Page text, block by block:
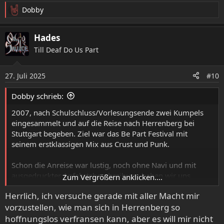
makellosen Diskografie gesegnet ist. Wenn ich mich
richtig erinnere, wurde ein Song vom noch nicht
erschienenen Album Elil gespielt welches dann ein paar
Monate später veröffentlicht wurde.
Jahrelang, bis die Diskobox erschien, konnte ich als
einzigster im erweiterten Bekanntenkreis die Gesamtdisko
vorweisen, inkl. der damals auf 300 Stück limitierten
Tharn. Das war noch eine nervenaufreibende Jagd nach
Gab da auf jeden Fall sehr schöne Kontakte mit
Labelmenschen und auch bis dahin unbekannten Labels,
die meinen Kosmos erheblich bereicherten.
R
e
a
k
t
n
e
n
Dobby
Hades
Till Deaf Do Us Part
27. Juli 2025 #10
Dobby schrieb:
2007, nach Schulschluss/Vorlesungsende zwei Kumpels
eingesammelt und auf die Reise nach Herrenberg bei
Stuttgart begeben. Ziel war das Be Part Festival mit
seinem erstklassigen Mix aus Crust und Punk.
Schon die Anreise war lustig, noch ohne Navi und mit
ausgedruckter Anfahrtsbeschreibung haben wir uns
erstmal schön verfahren und sind irgendwie nur von
Hinten an die Nähe der Location und den Zeltplatz
gekommen. Leider standen wir aber in einer Sackgasse
und vor uns führte nur ein kleiner Fußgängertunnel,
Zum Vergrößern anklicken....
Herrlich, ich versuche gerade mit aller Macht mir
vorzustellen, wie man sich in Herrenberg so
hoffnungslos verfransen kann, aber es will mir nicht